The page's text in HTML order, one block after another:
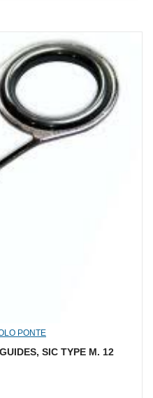
PONTE
SIC TYPE M. 12